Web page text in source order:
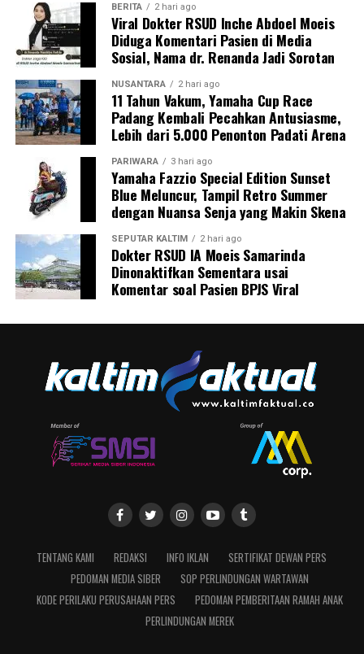
BERITA 2 hari ago
Viral Dokter RSUD Inche Abdoel Moeis
Diduga Komentari Pasien di Media
Sosial, Nama dr. Renanda Jadi Sorotan
NUSANTARA 2 hari ago
11 Tahun Vakum, Yamaha Cup Race
Padang Kembali Pecahkan Antusiasme,
Lebih dari 5.000 Penonton Padati Arena
PARIWARA 3 hari ago
Yamaha Fazzio Special Edition Sunset
Blue Meluncur, Tampil Retro Summer
dengan Nuansa Senja yang Makin Skena
SEPUTAR KALTIM 2 hari ago
Dokter RSUD IA Moeis Samarinda
Dinonaktifkan Sementara usai
Komentar soal Pasien BPJS Viral
TENTANG KAMI REDAKSI INFO IKLAN
SERTIFIKAT DEWAN PERS
PEDOMAN MEDIA SIBER
SOP PERLINDUNGAN WARTAWAN
KODE PERILAKU PERUSAHAAN PERS
PEDOMAN PEMBERITAAN RAMAH ANAK
PERLINDUNGAN MEREK